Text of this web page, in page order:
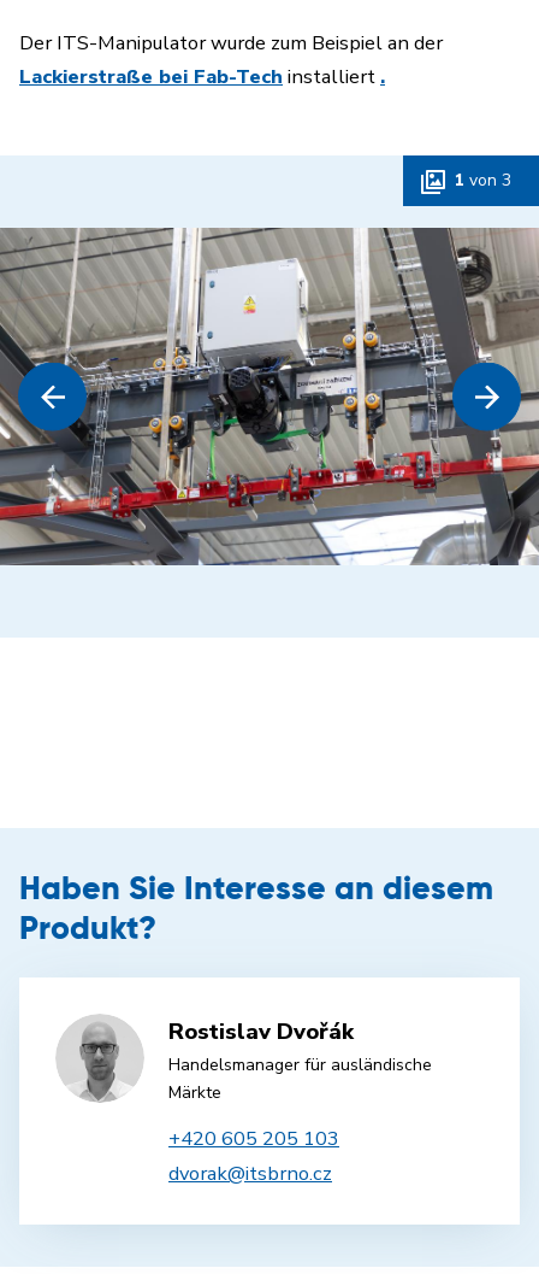
Der ITS-Manipulator wurde zum Beispiel an der
Lackierstraße bei Fab-Tech installiert .
1 von 3
Haben Sie Interesse an diesem
Produkt?
Rostislav Dvořák
Handelsmanager für ausländische
Märkte
+420 605 205 103
dvorak@itsbrno.cz